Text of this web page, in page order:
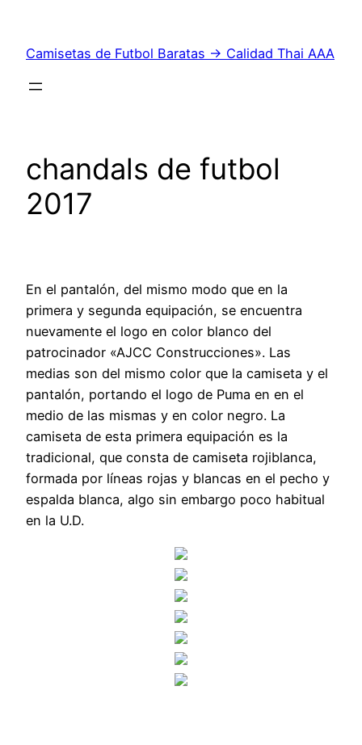
contenido
Camisetas de Futbol Baratas → Calidad Thai AAA
chandals de futbol
2017
En el pantalón, del mismo modo que en la
primera y segunda equipación, se encuentra
nuevamente el logo en color blanco del
patrocinador «AJCC Construcciones». Las
medias son del mismo color que la camiseta y el
pantalón, portando el logo de Puma en en el
medio de las mismas y en color negro. La
camiseta de esta primera equipación es la
tradicional, que consta de camiseta rojiblanca,
formada por líneas rojas y blancas en el pecho y
espalda blanca, algo sin embargo poco habitual
en la U.D.